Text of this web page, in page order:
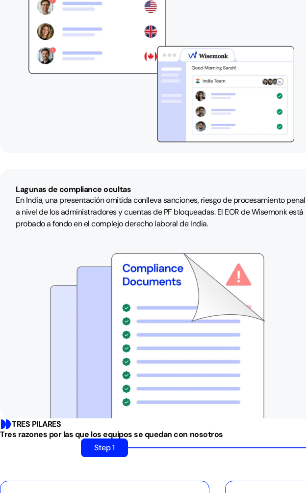
Lagunas de compliance ocultas
En India, una presentación omitida conlleva sanciones, riesgo de procesamiento penal
a nivel de los administradores y cuentas de PF bloqueadas. El EOR de Wisemonk está
probado a fondo en el complejo derecho laboral de India.
TRES PILARES
Tres razones por las que los equipos se quedan con nosotros
Step 1